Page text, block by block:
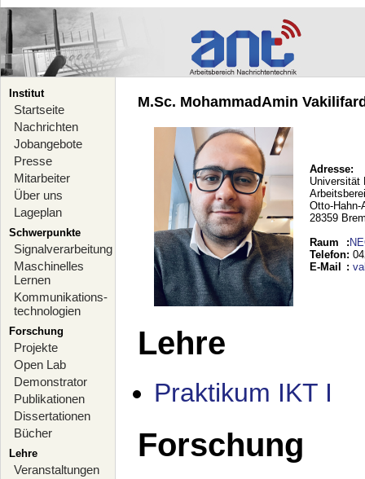
Institut
Startseite
Nachrichten
Jobangebote
Presse
Mitarbeiter
Über uns
Lageplan
Schwerpunkte
Signalverarbeitung
Maschinelles
Lernen
Kommunikations-
technologien
Forschung
Projekte
Open Lab
Demonstrator
Publikationen
Dissertationen
Bücher
Lehre
Veranstaltungen
M.Sc. MohammadAmin
Adresse:
Universität
Otto-Hahn-
28359
Raum
:
Telefon:
E-Mail
:
Lehre
Praktikum IKT I
Forschung